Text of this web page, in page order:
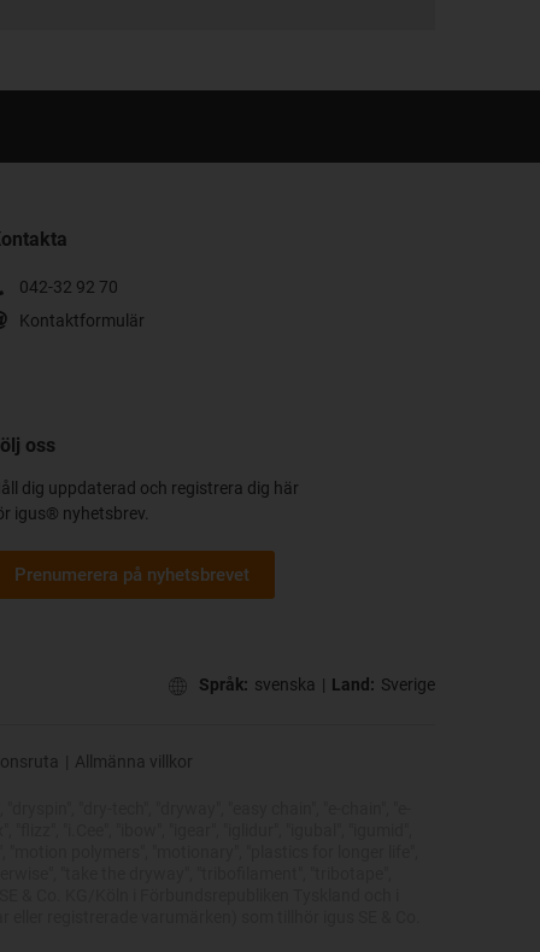
042-32 92 70
Kontaktformulär
oss
dig uppdaterad och registrera dig här
igus® nyhetsbrev.
Prenumerera på nyhetsbrevet
Språk: svenska | Land: Sverige
| Allmänna villkor